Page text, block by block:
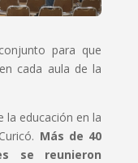
para que
cada aula de la
la educación en la
Más de 40
se reunieron